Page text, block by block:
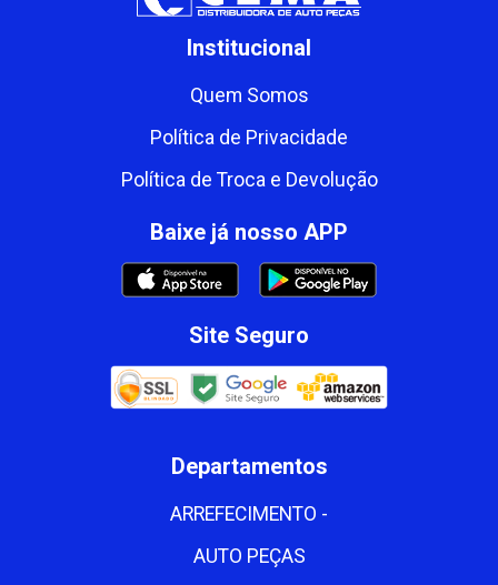
Institucional
Quem Somos
Política de Privacidade
Política de Troca e Devolução
Baixe já nosso APP
Site Seguro
Departamentos
ARREFECIMENTO -
AUTO PEÇAS